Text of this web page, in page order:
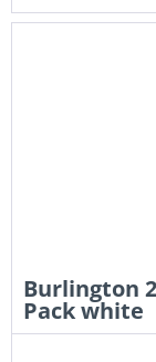
Burlington
Pack white